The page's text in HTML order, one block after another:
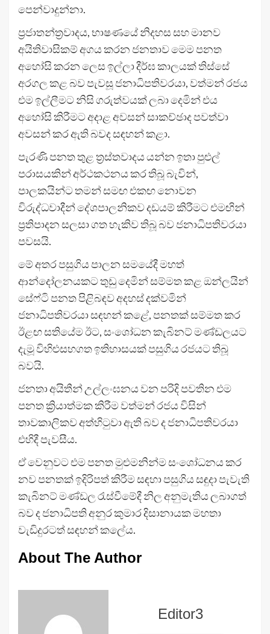
පෙන්වාදුන්නා.
ප්‍රජාතන්ත්‍රවාදය, භාෂණයේ නිදහස සහ මානව
අයිතිවාසිකම් අගය කරන ජනතාව මෙම පනත
අහෝසි කරන ලෙස ඉල්ලා දීර්ඝ කාලයක් තිස්සේ
අරගල කළ බව පැවසූ ජනාධිපතිවරයා, වත්මන් රජය
එම ඉල්ලීමට නිසි ගරුත්වයක් ලබා දෙමින් එය
අහෝසි කිරීමට අදාළ අවසන් සාකච්ඡාද පවත්වා
අවසන් කර ඇති බවද සඳහන් කළා.
පැරණි පනත තුළ ත්‍රස්තවාදය යන්න ඉතා පුළුල්
පරාසයකින් අර්ථකථනය කර තිබූ බැවින්,
පාලකයින්ට තමන් සමඟ එකඟ නොවන
විරුද්ධවාදීන් දේශපාලනිකව දඩයම් කිරීමට එමඟින්
ප්‍රතිපාදන සලසා ගත හැකිව තිබූ බව ජනාධිපතිවරයා
පවසයි.
මේ අතර පසුගිය පාලන සමයේදී මහත්
ආන්දෝලනයකට තුඩු දෙමින් සම්මත කළ ඔන්ලයින්
සේෆ්ටි පනත පිළිබඳව අදහස් දක්වමින්
ජනාධිපතිවරයා සඳහන් කළේ, පනතක් සම්මත කර
ඊළඟ සතියේම ඊට, සංශෝධන කැබිනට් මණ්ඩලයට
දැමූ විහිළුසහගත ඉතිහාසයක් පසුගිය රජයට තිබූ
බවයි.
ජනතා අයිතීන් උල්ලංඝනය වන පරිදි පවතින එම
පනත ක්‍රියාත්මක කිරීම වත්මන් රජය විසින්
තාවකාලිකව අත්හිටුවා ඇති බව ද ජනාධිපතිවරයා
එහිදී පැවසීය.
ඒ වෙනුවට එම පනත මුළුමනින්ම සංශෝධනය කර
නව පනතක් ඉදිරිපත් කිරීම සඳහා පසුගිය සඳුදා පැවැති
කැබිනට් මණ්ඩල රැස්වීමේදී නිල අනුමැතිය ලබාගත්
බව ද ජනාධිපති අනුර කුමාර දිසානායක මහතා
වැඩිදුරටත් සඳහන් කලේය.
About The Author
Editor3